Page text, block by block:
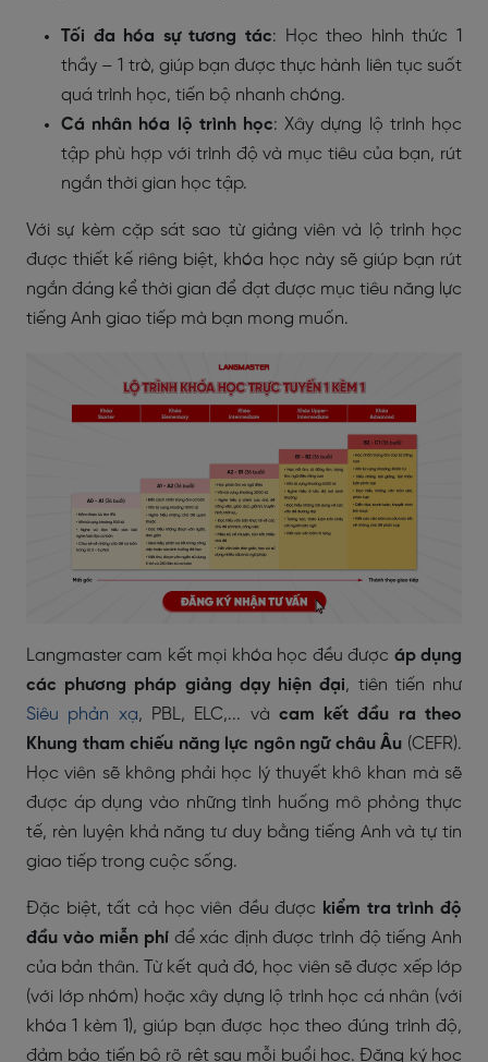
Tối đa hóa sự tương tác: Học theo hình thức 1
thầy – 1 trò, giúp bạn được thực hành liên tục suốt
quá trình học, tiến bộ nhanh chóng.
Cá nhân hóa lộ trình học: Xây dựng lộ trình học
tập phù hợp với trình độ và mục tiêu của bạn, rút
ngắn thời gian học tập.
Với sự kèm cặp sát sao từ giảng viên và lộ trình học
được thiết kế riêng biệt, khóa học này sẽ giúp bạn rút
ngắn đáng kể thời gian để đạt được mục tiêu năng lực
tiếng Anh giao tiếp mà bạn mong muốn.
Langmaster cam kết mọi khóa học đều được áp dụng
các phương pháp giảng dạy hiện đại, tiên tiến như
Siêu phản xạ, PBL, ELC,... và cam kết đầu ra theo
Khung tham chiếu năng lực ngôn ngữ châu Âu (CEFR).
Học viên sẽ không phải học lý thuyết khô khan mà sẽ
được áp dụng vào những tình huống mô phỏng thực
tế, rèn luyện khả năng tư duy bằng tiếng Anh và tự tin
giao tiếp trong cuộc sống.
Đặc biệt, tất cả học viên đều được kiểm tra trình độ
đầu vào miễn phíđể xác định được trình độ tiếng Anh
của bản thân. Từ kết quả đó, học viên sẽ được xếp lớp
(với lớp nhóm) hoặc xây dựng lộ trình học cá nhân (với
khóa 1 kèm 1), giúp bạn được học theo đúng trình độ,
đảm bảo tiến bộ rõ rệt sau mỗi buổi học. Đăng ký học